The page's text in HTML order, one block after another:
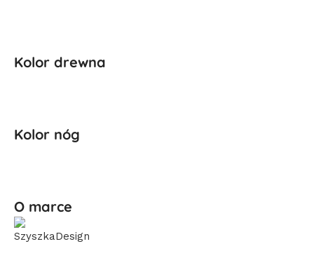
Kolor drewna
Kolor nóg
O marce